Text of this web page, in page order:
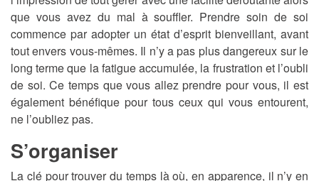
que vous avez du mal à souffler. Prendre soin de soi
commence par adopter un état d’esprit bienveillant, avant
tout envers vous-mêmes. Il n’y a pas plus dangereux sur le
long terme que la fatigue accumulée, la frustration et l’oubli
de soi. Ce temps que vous allez prendre pour vous, il est
également bénéfique pour tous ceux qui vous entourent,
ne l’oubliez pas.
S’organiser
La clé pour trouver du temps là où, en apparence, il n’y en